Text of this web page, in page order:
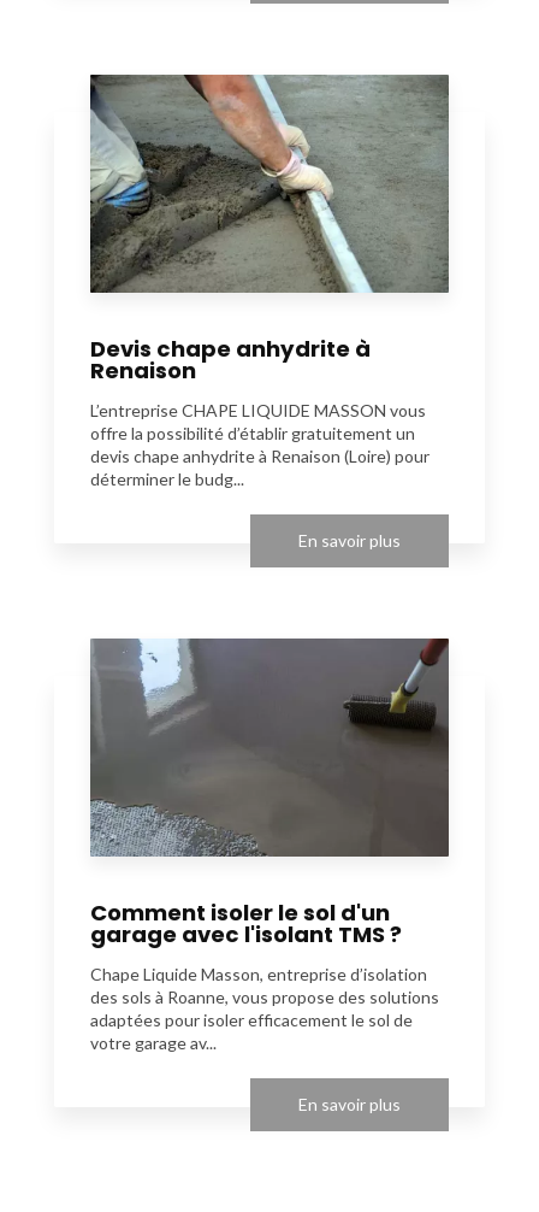
Devis chape anhydrite à
Renaison
L’entreprise CHAPE LIQUIDE MASSON vous
offre la possibilité d’établir gratuitement un
devis chape anhydrite à Renaison (Loire) pour
déterminer le budg...
En savoir plus
Comment isoler le sol d'un
garage avec l'isolant TMS ?
Chape Liquide Masson, entreprise d’isolation
des sols à Roanne, vous propose des solutions
adaptées pour isoler efficacement le sol de
votre garage av...
En savoir plus